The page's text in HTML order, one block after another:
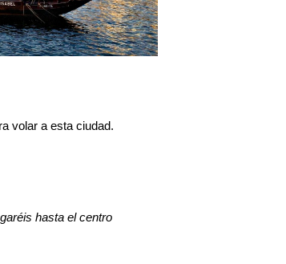
volar a esta ciudad.
hasta el centro